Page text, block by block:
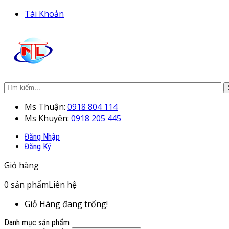
Tài Khoản
Ms Thuận: 0918 804 114
Ms Khuyên: 0918 205 445
Đăng Nhập
Đăng Ký
Giỏ hàng
0 sản phẩmLiên hệ
Giỏ Hàng đang trống!
Danh mục sản phẩm